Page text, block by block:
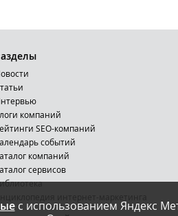
с использованием Яндекс
компаний
SEO-компаний
событий
компаний
сервисов